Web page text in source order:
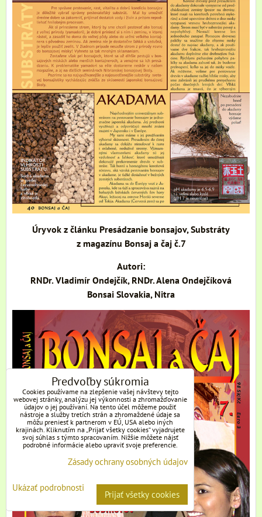
Úryvok z článku Presádzanie bonsajov, Substráty
z magazínu Bonsaj a čaj č.7
Autori:
RNDr. Vladimír Ondejčík, RNDr. Alena Ondejčíková
Bonsai Slovakia, Nitra
Predvoľby súkromia
Cookies používame na zlepšenie vašej návštevy tejto
webovej stránky, analýzu jej výkonnosti a zhromažďovanie
údajov o jej používaní. Na tento účel môžeme použiť
nástroje a služby tretích strán a zhromaždené údaje sa
môžu preniesť k partnerom v EÚ, USA alebo iných
krajinách. Kliknutím na „Prijať všetky cookies“ vyjadrujete
svoj súhlas s týmto spracovaním. Nižšie môžete nájsť
podrobné informácie alebo upraviť svoje preferencie.
Zásady ochrany osobných údajov
Ukázať podrobnosti
Prijať všetky cookies